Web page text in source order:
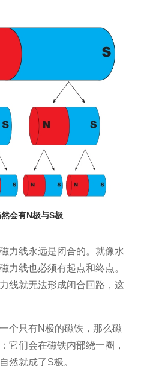
会有N极与S极
力线永远是闭合的。就像水
力线也必须有起点和终点。
线就无法形成闭合回路，这
个只有N极的磁铁，那么磁
它们会在磁铁内部绕一圈，
然就成了S极。